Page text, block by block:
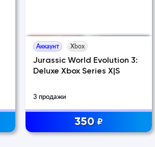
Аккаунт Xbox
Jurassic World Evolution 3:
Deluxe Xbox Series X|S
3 продажи
350 ₽